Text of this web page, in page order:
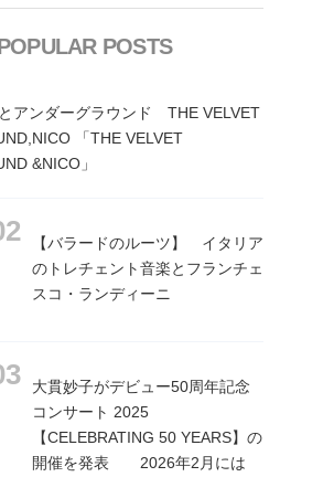
POSTS
アンダーグラウンド THE VELVET
「THE VELVET
&NICO」
【バラードのルーツ】 イタリア
のトレチェント音楽とフランチェ
スコ・ランディーニ
大貫妙子がデビュー50周年記念
コンサート 2025
【CELEBRATING 50 YEARS】の
開催を発表 2026年2月には